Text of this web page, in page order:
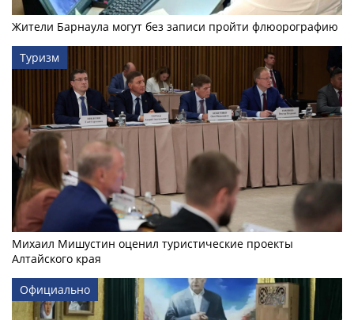
Жители Барнаула могут без записи пройти флюорографию
Туризм
Михаил Мишустин оценил туристические проекты
Алтайского края
Официально